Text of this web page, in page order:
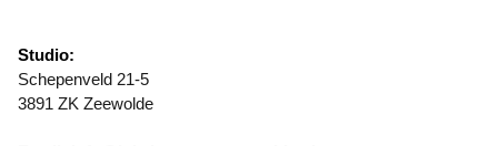
Studio:
Schepenveld 21-5
3891 ZK Zeewolde